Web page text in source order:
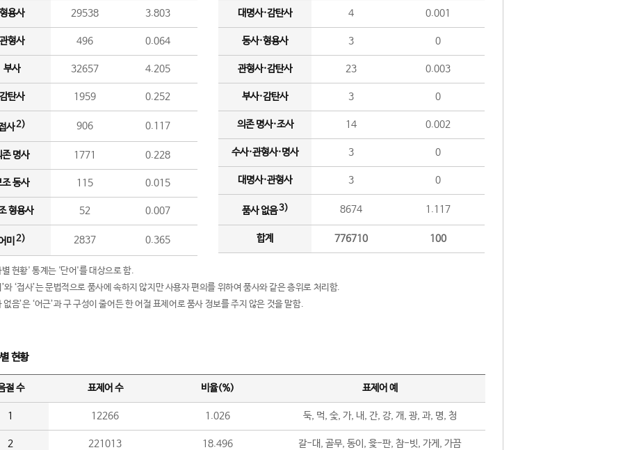
용사 29538 3.803
형사 496 0.064
부사 32657 4.205
탄사 1959 0.252
사2) 906 0.117
존 명사 1771 0.228
조 동사 115 0.015
형용사 52 0.007
미 2) 2837 0.365
대명사·감탄사 4 0.001
동사·형용사 3 0
관형사·감탄사 23 0.003
부사·감탄사 3 0
의존 명사·조사 14 0.002
수사·관형사·명사 3 0
대명사·관형사 3 0
품사 없음3) 8674 1.117
합계 776710 100
현황' 통계는 '단어'를 대상으로 함.
와 ‘접사’는 문법적으로 품사에 속하지 않지만 사용자 편의를 위하여 품사와 같은 층위로 처리함.
없음’은 ‘어근’과 구 구성이 줄어든 한 어절 표제어로 품사 정보를 주지 않은 것을 말함.
현황
절 수 표제어 수 비율(%) 표제어 예
1 12266 1.026 둑, 먹, 숯, 가, 내, 간, 강, 개, 광, 과, 명, 청
2 221013 18.496 갈-대, 골무, 동이, 윷-판, 참-빗, 가게, 가끔